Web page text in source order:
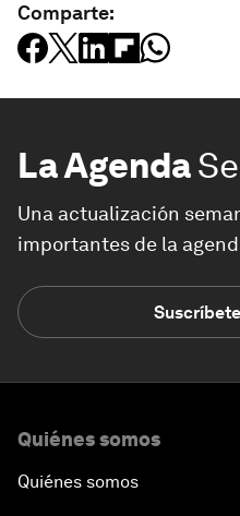
Comparte:
La Agenda
Una actualización
importantes de la
Quiénes somos
Quiénes somos